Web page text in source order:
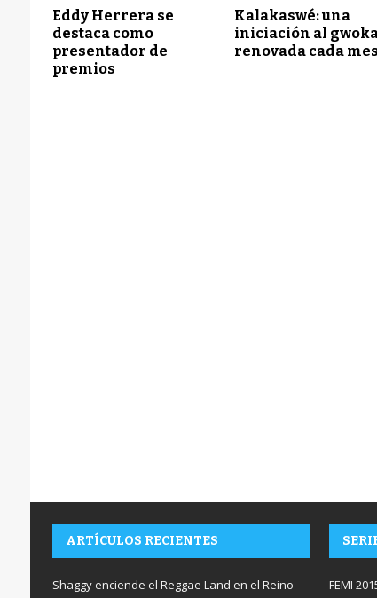
Eddy Herrera se
destaca como
presentador de
premios
Kalakaswé: una
iniciación al
renovada cada mes
ARTÍCULOS RECIENTES
Shaggy enciende el Reggae Land en el Reino
FEMI